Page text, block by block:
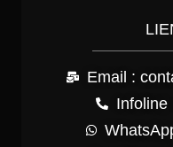
Email :
Infoline